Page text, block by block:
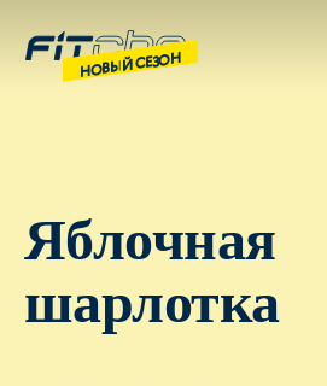
Яблочная
шарлотка
НОВЫЙ СЕЗОН